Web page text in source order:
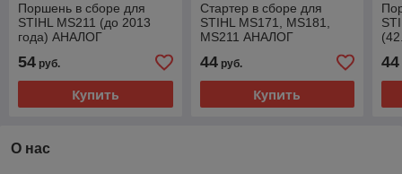
Поршень в сборе для
STIHL MS211 (до 2013
года) АНАЛОГ
54 руб.
Купить
Стартер в сборе для
STIHL MS171, MS181,
MS211 АНАЛОГ
44руб.
Купить
44
О нас